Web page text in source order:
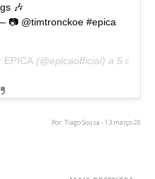
🎶
#epica
EPICA (@epicaofficial) a 5 de
Por: Tiago Sousa - 13 março 20